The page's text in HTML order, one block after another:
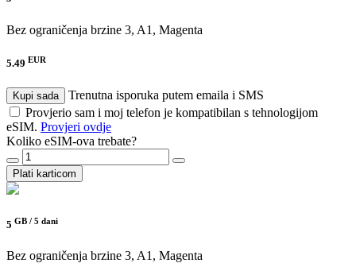
Bez ograničenja brzine 3, A1, Magenta
5.49 EUR
Kupi sada
Trenutna isporuka putem emaila i SMS
Provjerio sam i moj telefon je kompatibilan s tehnologijom
eSIM. Provjeri ovdje
Koliko eSIM-ova trebate?
Plati karticom
5 GB / 5 dani
Bez ograničenja brzine 3, A1, Magenta